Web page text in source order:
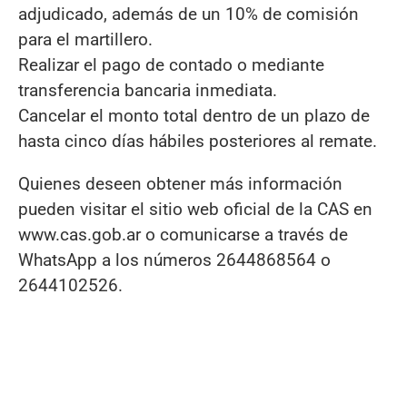
adjudicado, además de un 10% de comisión
para el martillero.
Realizar el pago de contado o mediante
transferencia bancaria inmediata.
Cancelar el monto total dentro de un plazo de
hasta cinco días hábiles posteriores al remate.
Quienes deseen obtener más información
pueden visitar el sitio web oficial de la CAS en
www.cas.gob.ar o comunicarse a través de
WhatsApp a los números 2644868564 o
2644102526.